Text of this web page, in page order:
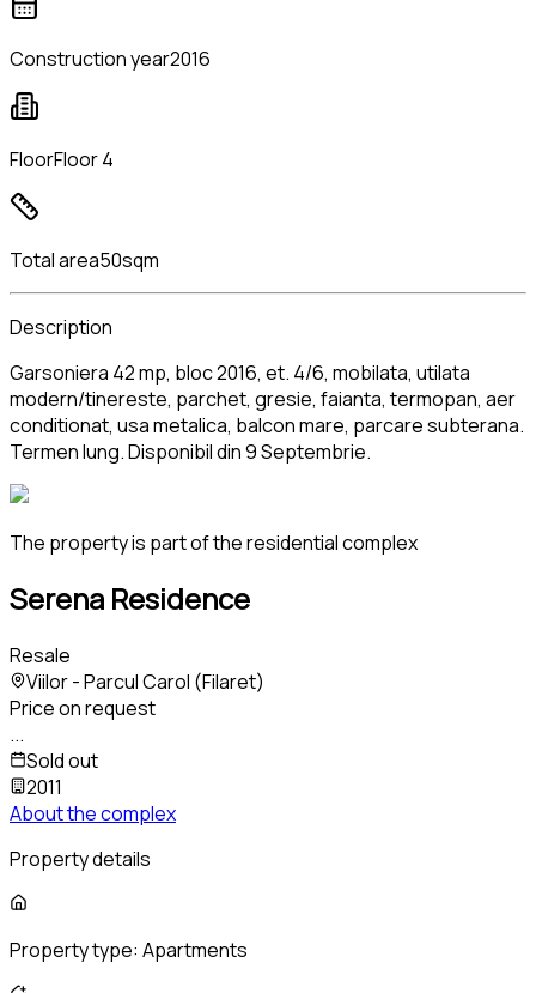
Construction year2016
FloorFloor 4
Total area50sqm
Description
Garsoniera 42 mp, bloc 2016, et. 4/6, mobilata, utilata
modern/tinereste, parchet, gresie, faianta, termopan, aer
conditionat, usa metalica, balcon mare, parcare subterana.
Termen lung. Disponibil din 9 Septembrie.
The property is part of the residential complex
Serena Residence
Resale
Viilor - Parcul Carol (Filaret)
Price on request
...
Sold out
2011
About the complex
Property details
Property type: Apartments